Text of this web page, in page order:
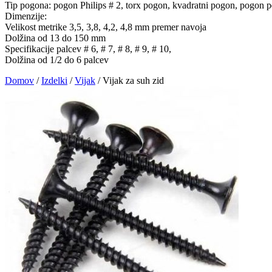
Tip pogona: pogon Philips # 2, torx pogon, kvadratni pogon, pogon
Dimenzije:
Velikost metrike 3,5, 3,8, 4,2, 4,8 mm premer navoja
Dolžina od 13 do 150 mm
Specifikacije palcev # 6, # 7, # 8, # 9, # 10,
Dolžina od 1/2 do 6 palcev
Domov /Izdelki /Vijak /Vijak za suh zid